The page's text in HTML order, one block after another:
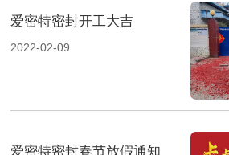
爱密特密封开工大吉
2022-02-09
爱密特密封春节放假通知